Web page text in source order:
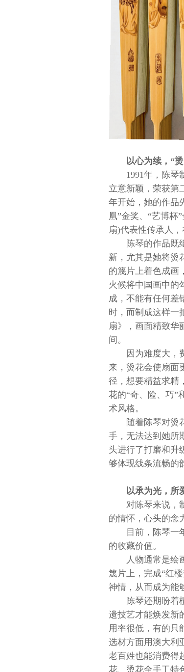
以心为续，“
1991年，陈琴
立意新颖，荣获第
年开始，她的作品
凰”金奖、“艺博杯
扇)代表性传承人
陈琴的作品既
新，尤其是她将烫
的篾片上着色成画
火候将中国画中的
成，不能有任何差
时，而制成这样一
扇》，画面精致华
间。
因为难度大，
来，烫花会使扇面
径，想要精益求精
花的“奇、险、巧”
术风格。
随着陈琴对烫
手，无法达到她所
头进行了打磨和升
够体现线条流畅的
以承为光，所
对陈琴来说，
的情怀，心头的念
目前，陈琴一
的收藏价值。
人物通常是绘
篾片上，完成“红
神情，从而成为能
陈琴还期盼着
遗技艺才能焕发新
用率很低，有的只
选材方面用澳大利
老百姓也能消费得
花、烫花全手工特